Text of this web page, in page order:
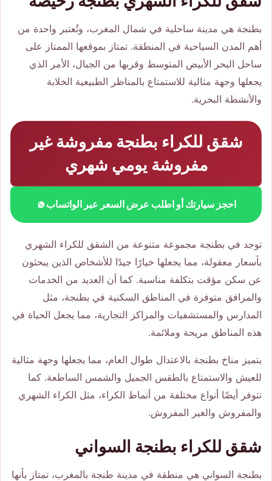
بطنجة هي مدينة ساحلية في شمال المغرب، وتُعتبر واحدة من
أهم المدن السياحية في المنطقة. تمتاز بموقعها الممتاز على
ساحل البحر الأبيض المتوسط وقربها من الجبال، الأمر الذي
يجعلها وجهة مثالية للاستمتاع بالمناظر الطبيعية الخلابة
والأنشطة البحرية.
شقق للكراء بطنجة مفروشة غير
مفروشة يومي شهري
احجز سيارتك أو اطلب عرض السعر عبر الواتساب
توجد في بطنجة مجموعة متنوعة من الشقق للكراء الشهري
بأسعار معقولة، مما يجعلها خيارًا جيدًا للأشخاص الذين يبحثون
عن سكن مؤقت بتكلفة مناسبة. كما أن العديد من الخدمات
والمرافق متوفرة في المناطق السكنية في بطنجة، مثل
المدارس والمستشفيات والمراكز التجارية، مما يجعل الحياة في
هذه المناطق مريحة وملائمة.
يتميز مناخ بطنجة بالاعتدال طوال العام، مما يجعلها وجهة مثالية
للعيش والاستمتاع بالطقس الجميل والشمس الساطعة. كما
تتوفر أيضًا أنواع مختلفة من أنماط الكراء، مثل الكراء الشهري
والمفروش والغير المفروش.
شقق للكراء بطنجة السواني
بطنجة السواني هي منطقة في مدينة طنجة بالمغرب، تمتاز بأنها